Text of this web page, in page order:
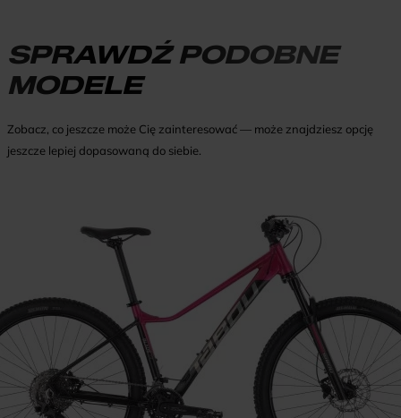
SPRAWDŹ PODOBNE
MODELE
Zobacz, co jeszcze może Cię zainteresować — może znajdziesz opcję
jeszcze lepiej dopasowaną do siebie.